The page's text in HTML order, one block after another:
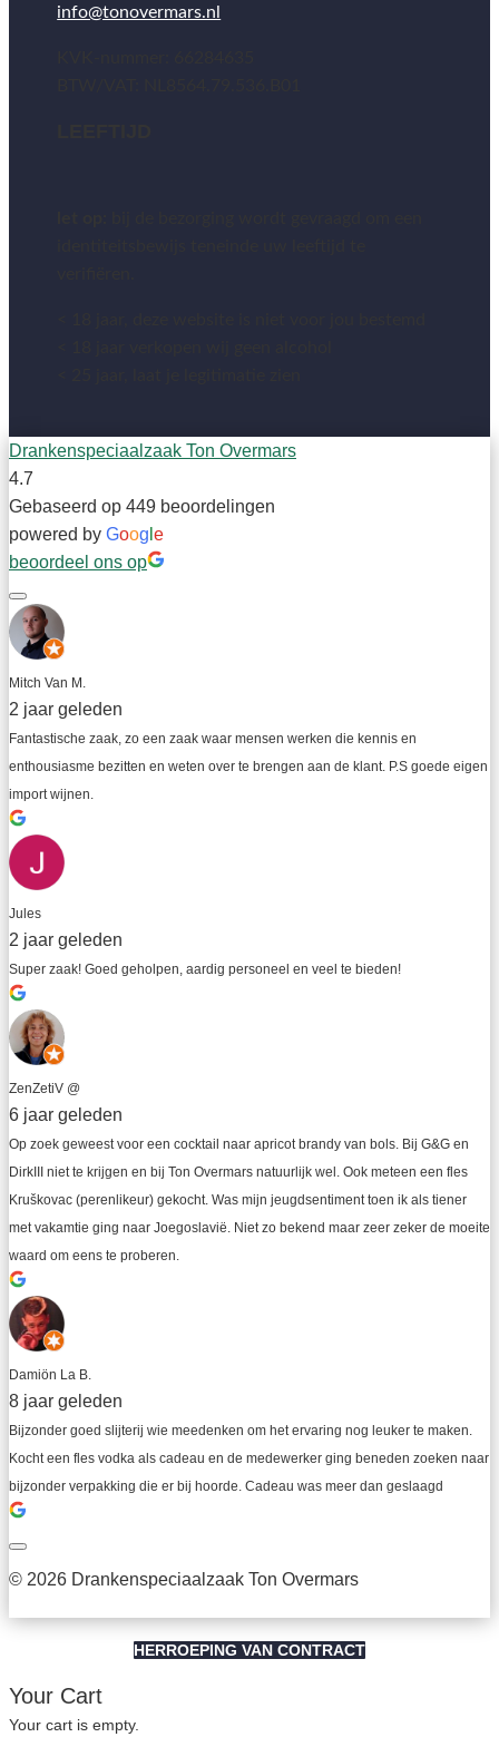
info@tonovermars.nl
Drankenspeciaalzaak Ton Overmars
4.7
Gebaseerd op 449 beoordelingen
powered by Goog e
beoordeel ons op
Mitch Van M.
2 jaar geleden
Fantastische zaak, zo een zaak waar mensen werken die kennis en
enthousiasme bezitten en weten over te brengen aan de klant. P.S goede eigen
import wijnen.
Jules
2 jaar geleden
Super zaak! Goed geholpen, aardig personeel en veel te bieden!
ZenZetiV @
6 jaar geleden
Op zoek geweest voor een cocktail naar apricot brandy van bols. Bij G&G en
DirkIII niet te krijgen en bij Ton Overmars natuurlijk wel. Ook meteen een fles
Kruškovac (perenlikeur) gekocht. Was mijn jeugdsentiment toen ik als tiener
met vakamtie ging naar Joegoslavië. Niet zo bekend maar zeer zeker de moeite
waard om eens te proberen.
Damiön La B.
8 jaar geleden
Bijzonder goed slijterij wie meedenken om het ervaring nog leuker te maken.
Kocht een fles vodka als cadeau en de medewerker ging beneden zoeken naar
bijzonder verpakking die er bij hoorde. Cadeau was meer dan geslaagd
© 2026 Drankenspeciaalzaak Ton Overmars
HERROEPING VAN CONTRACT
Your Cart
Your cart is empty.